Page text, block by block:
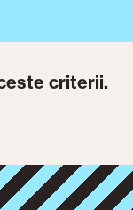
criterii.